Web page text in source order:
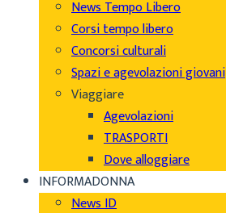
News Tempo Libero
Corsi tempo libero
Concorsi culturali
Spazi e agevolazioni giovani
Viaggiare
Agevolazioni
TRASPORTI
Dove alloggiare
INFORMADONNA
News ID